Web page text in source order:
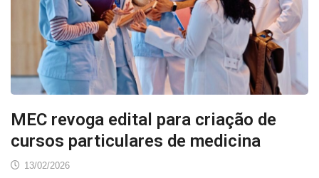
MEC revoga edital para criação de
cursos particulares de medicina
13/02/2026